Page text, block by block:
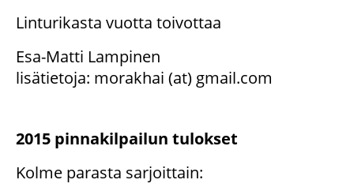
Linturikasta vuotta toivottaa
Esa-Matti Lampinen
lisätietoja: morakhai (at) gmail.com
2015 pinnakilpailun tulokset
Kolme parasta sarjoittain: